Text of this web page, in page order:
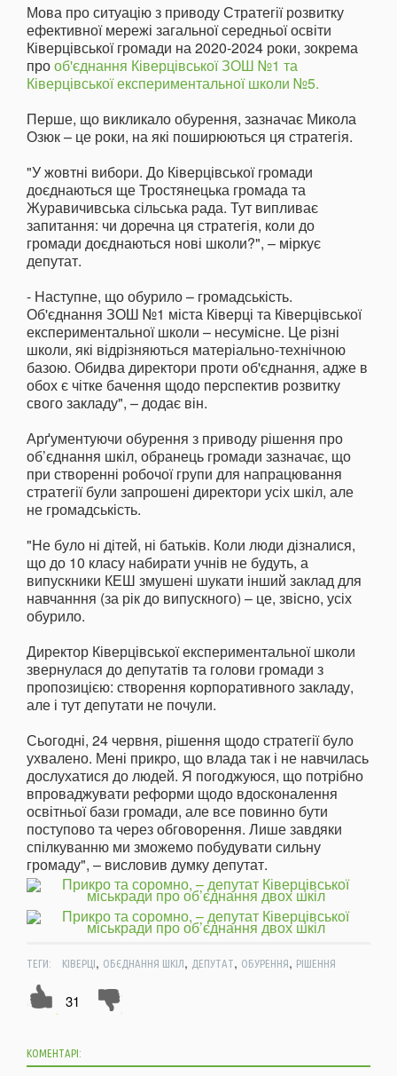
Мова про ситуацію з приводу Стратегії розвитку
ефективної мережі загальної середньої освіти
Ківерцівської громади на 2020-2024 роки, зокрема
прооб'єднання Ківерцівської ЗОШ №1 та
Ківерцівської експериментальної школи №5.
Перше, що викликало обурення, зазначає Микола
Озюк – це роки, на які поширюються ця стратегія.
"У жовтні вибори. До Ківерцівської громади
доєднаються ще Тростянецька громада та
Журавичивська сільська рада. Тут випливає
запитання: чи доречна ця стратегія, коли до
громади доєднаються нові школи?", – міркує
депутат.
- Наступне, що обурило – громадськість.
Об'єднання ЗОШ №1 міста Ківерці та Ківерцівської
експериментальної школи – несумісне. Це різні
школи, які відрізняються матеріально-технічною
базою. Обидва директори проти об'єднання, адже в
обох є чітке бачення щодо перспектив розвитку
свого закладу", – додає він.
Арґументуючи обурення з приводу рішення про
об’єднання шкіл, обранець громади зазначає, що
при створенні робочої групи для напрацювання
стратегії були запрошені директори усіх шкіл, але
не громадськість.
"Не було ні дітей, ні батьків. Коли люди дізналися,
що до 10 класу набирати учнів не будуть, а
випускники КЕШ змушені шукати інший заклад для
навчанння (за рік до випускного) – це, звісно, усіх
обурило.
Директор Ківерцівської експериментальної школи
звернулася до депутатів та голови громади з
пропозицією: створення корпоративного закладу,
але і тут депутати не почули.
Сьогодні, 24 червня, рішення щодо стратегії було
ухвалено. Мені прикро, що влада так і не навчилась
дослухатися до людей. Я погоджуюся, що потрібно
впроваджувати реформи щодо вдосконалення
освітньої бази громади, але все повинно бути
поступово та через обговорення. Лише завдяки
спілкуванню ми зможемо побудувати сильну
громаду", – висловив думку депутат.
ТЕГИ: КІВЕРЦІ, ОБЄДНАННЯ ШКІЛ, ДЕПУТАТ, ОБУРЕННЯ, РІШЕННЯ
31
КОМЕНТАРІ: